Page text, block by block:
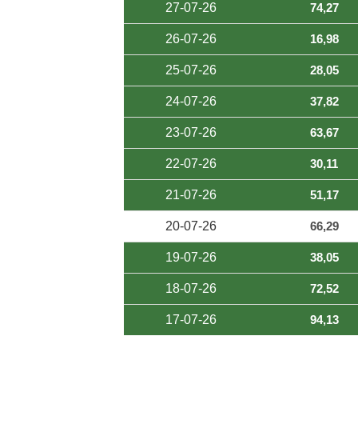
27-07-26 74,27
26-07-26 16,98
25-07-26 28,05
24-07-26 37,82
23-07-26 63,67
22-07-26 30,11
21-07-26 51,17
20-07-26 66,29
19-07-26 38,05
18-07-26 72,52
17-07-26 94,13